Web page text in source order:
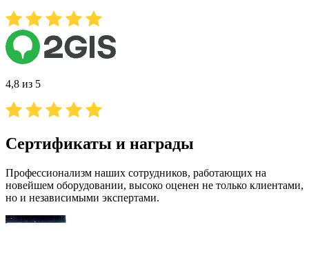
4,8 из 5
Сертификаты и награды
Профессионализм наших сотрудников, работающих на
новейшем оборудовании, высоко оценен не только клиентами,
но и независимыми экспертами.